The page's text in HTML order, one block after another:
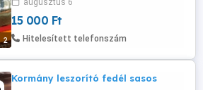
2
augusztus 6
15 000 Ft
Hitelesített telefonszám
Kormány leszorító fedél sasos